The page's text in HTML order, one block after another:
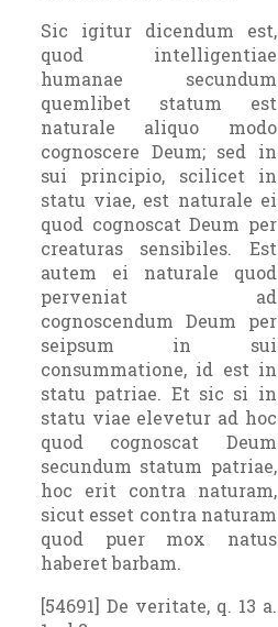
Sic igitur dicendum est,
quod intelligentiae
humanae secundum
quemlibet statum est
naturale aliquo modo
cognoscere Deum; sed in
sui principio, scilicet in
statu viae, est naturale ei
quod cognoscat Deum per
creaturas sensibiles. Est
autem ei naturale quod
perveniat ad
cognoscendum Deum per
seipsum in sui
consummatione, id est in
statu patriae. Et sic si in
statu viae elevetur ad hoc
quod cognoscat Deum
secundum statum patriae,
hoc erit contra naturam,
sicut esset contra naturam
quod puer mox natus
haberet barbam.
[54691] De veritate, q. 13 a.